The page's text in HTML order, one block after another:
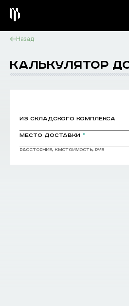
Назад
КАЛЬКУЛЯТОР
из складского комплекса
место доставки *
Расстояние, кмстоимость, руб